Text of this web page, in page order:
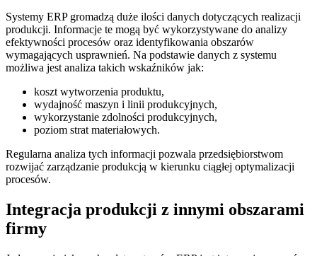
Systemy ERP gromadzą duże ilości danych dotyczących realizacji
produkcji. Informacje te mogą być wykorzystywane do analizy
efektywności procesów oraz identyfikowania obszarów
wymagających usprawnień. Na podstawie danych z systemu
możliwa jest analiza takich wskaźników jak:
koszt wytworzenia produktu,
wydajność maszyn i linii produkcyjnych,
wykorzystanie zdolności produkcyjnych,
poziom strat materiałowych.
Regularna analiza tych informacji pozwala przedsiębiorstwom
rozwijać zarządzanie produkcją w kierunku ciągłej optymalizacji
procesów.
Integracja produkcji z innymi obszarami
firmy